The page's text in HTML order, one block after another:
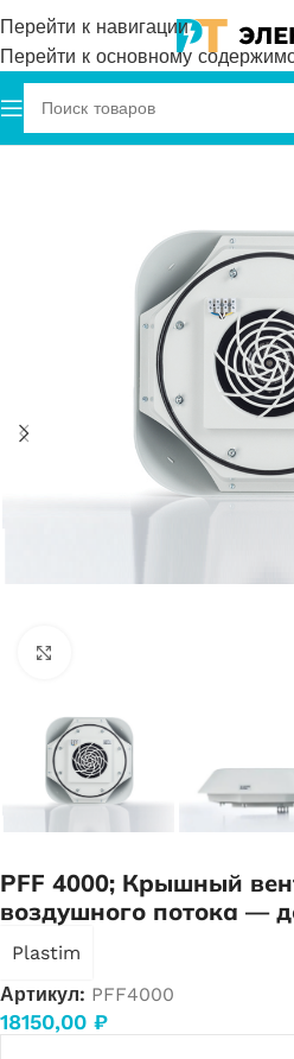
Перейти к навигации
Перейти к основному
Главная Plastim
PFF 4000; Крышный
воздушного потока —
Plastim
Артикул: PFF4000
18150,00 ₽